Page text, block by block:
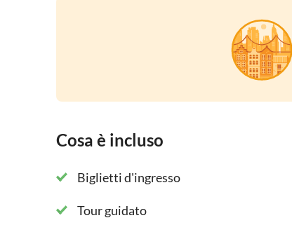
Cosa è incluso
Biglietti d'ingresso
Tour guidato